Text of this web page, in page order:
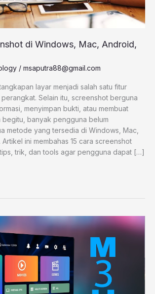
di Windows, Mac, Android,
/ msaputra88@gmail.com
layar menjadi salah satu fitur
Selain itu, screenshot berguna
menyimpan bukti, atau membuat
begitu, banyak pengguna belum
metode yang tersedia di Windows, Mac,
ini membahas 15 cara screenshot
trik, dan tools agar pengguna dapat […]